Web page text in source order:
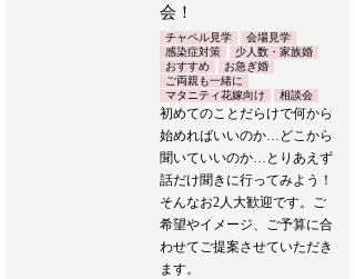
会！
チャペル見学
会場見学
感染症対策
少人数・家族婚
おすすめ
お急ぎ婚
ご両親も一緒に
マタニティ花嫁向け
相談会
初めてのことだらけで何から
始めればいいのか…どこから
聞いていいのか…とりあえず
話だけ聞きに行ってみよう！
そんなお2人大歓迎です。ご
希望やイメージ、ご予算に合
わせてご提案させていただき
ます。